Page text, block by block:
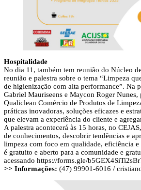
Hospitalidade
No dia 11, também tem reunião do Núcleo
reunião e palestra sobre o tema “Limpeza
de higienização com alta performance”. Na
Gabriel Mauriseens e Maycon Roger Nunes,
Qualiclean Comércio de Produtos de
práticas inovadoras, soluções eficazes e
que elevam a experiência do cliente e
A palestra acontecerá às 15 horas, no
de conhecimentos, descobrir tendências e
limpeza com foco em qualidade, eficiência
é gratuito e aberto para a comunidade e
acessando https://forms.gle/
>> Informações: (47) 99901-6016 /